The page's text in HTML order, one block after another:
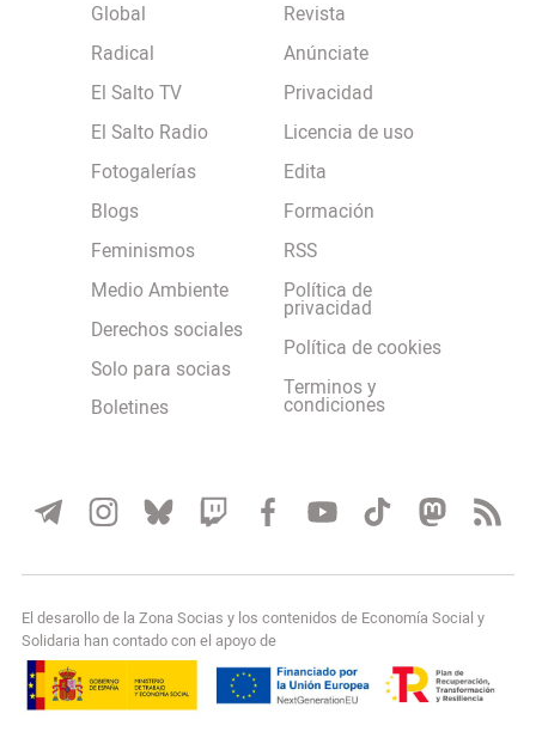
Global
Radical
El Salto TV
El Salto Radio
Fotogalerías
Blogs
Feminismos
Medio Ambiente
Derechos sociales
Solo para socias
Boletines
Revista
Anúnciate
Privacidad
Licencia de uso
Edita
Formación
RSS
Política de
privacidad
Política de cookies
Terminos y
condiciones
El desarollo de la Zona Socias y los contenidos de Economía Social y
Solidaria han contado con el apoyo de